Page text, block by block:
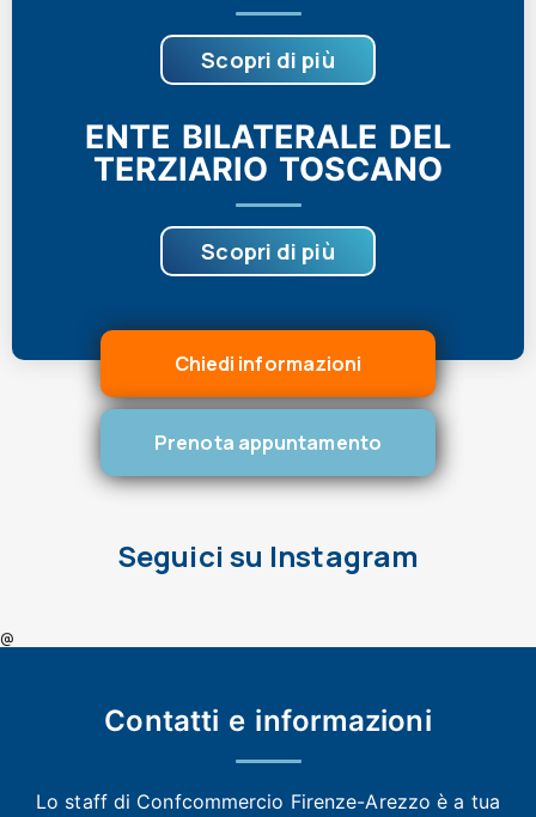
Scopri di più
ENTE BILATERALE DEL
TERZIARIO TOSCANO
Scopri di più
Chiedi informazioni
Prenota appuntamento
Seguici su Instagram
@
Contatti e informazioni
Lo staff di Confcommercio Firenze-Arezzoè a tua